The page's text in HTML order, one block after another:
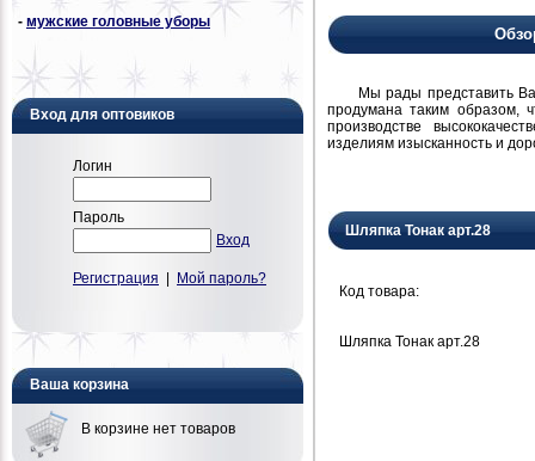
- мужские головные уборы
Вход для оптовиков
Логин
Пароль
Вход
Регистрация Мой пароль?
Ваша корзина
В корзине нет товаров
Мы рады представить Вам
продумана таким образом,
производстве
изделиям изысканность и
Шляпка Тонак арт.28
Код товара:
Шляпка Тонак арт.28